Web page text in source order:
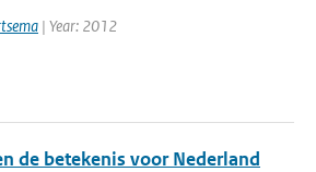
| Year: 2012
de betekenis voor Nederland